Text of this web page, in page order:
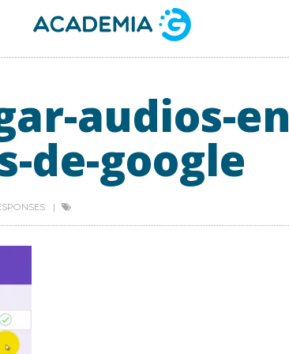
audios-
de-google